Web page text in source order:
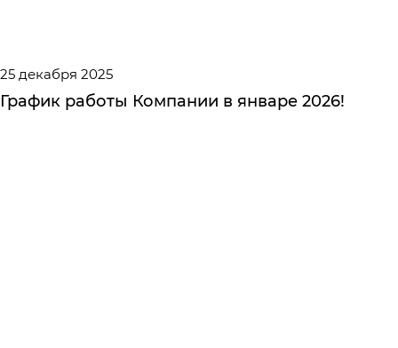
25 декабря 2025
График работы Компании в январе 2026!